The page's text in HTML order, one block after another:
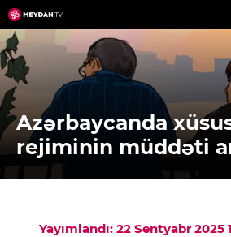
Skip
to
content
Azərbaycanda
rejiminin müddəti
Yayımlandı: 22 Sentyabr 2025